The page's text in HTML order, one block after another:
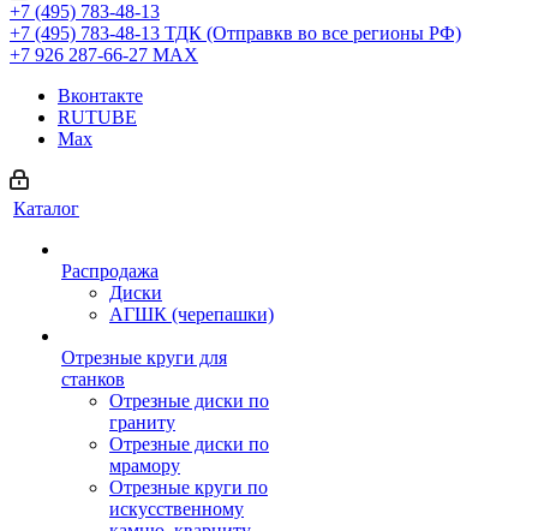
+7 (495) 783-48-13
+7 (495) 783-48-13 ТДК (Отправкв во все регионы РФ)
+7 926 287-66-27 МАХ
Вконтакте
RUTUBE
Max
Каталог
Распродажа
Диски
АГШК (черепашки)
Отрезные круги для
станков
Отрезные диски по
граниту
Отрезные диски по
мрамору
Отрезные круги по
искусственному